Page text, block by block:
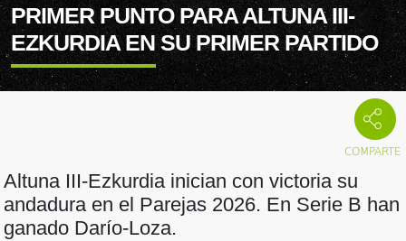
PRIMER PUNTO PARA ALTUNA III-
EZKURDIA EN SU PRIMER PARTIDO
Altuna III-Ezkurdia inician con victoria su
andadura en el Parejas 2026. En Serie B han
ganado Darío-Loza.